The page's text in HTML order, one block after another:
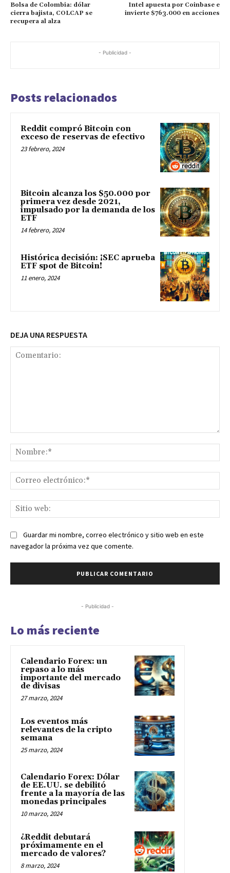
Bolsa de Colombia: dólar
cierra bajista, COLCAP se
recupera al alza
Intel apuesta por Coinbase e
invierte $763.000 en acciones
- Publicidad -
Posts relacionados
Reddit compró Bitcoin con
exceso de reservas de efectivo
23 febrero, 2024
Bitcoin alcanza los $50.000 por
primera vez desde 2021,
impulsado por la demanda de los
ETF
14 febrero, 2024
Histórica decisión: ¡SEC aprueba
ETF spot de Bitcoin!
11 enero, 2024
DEJA UNA RESPUESTA
Guardar mi nombre, correo electrónico y sitio web en este
navegador la próxima vez que comente.
- Publicidad -
Lo más reciente
Calendario Forex: un
repaso a lo más
importante del mercado
de divisas
27 marzo, 2024
Los eventos más
relevantes de la cripto
semana
25 marzo, 2024
Calendario Forex: Dólar
de EE.UU. se debilitó
frente a la mayoría de las
monedas principales
10 marzo, 2024
¿Reddit debutará
próximamente en el
mercado de valores?
8 marzo, 2024